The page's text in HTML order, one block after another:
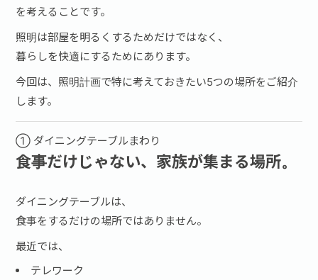
を考えることです。
照明は部屋を明るくするためだけではなく、
暮らしを快適にするためにあります。
今回は、照明計画で特に考えておきたい5つの場所をご紹介
します。
① ダイニングテーブルまわり
食事だけじゃない、家族が集まる場所。
ダイニングテーブルは、
食事をするだけの場所ではありません。
最近では、
テレワーク